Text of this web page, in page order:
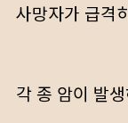
사망자가 급격
각 종 암이 발